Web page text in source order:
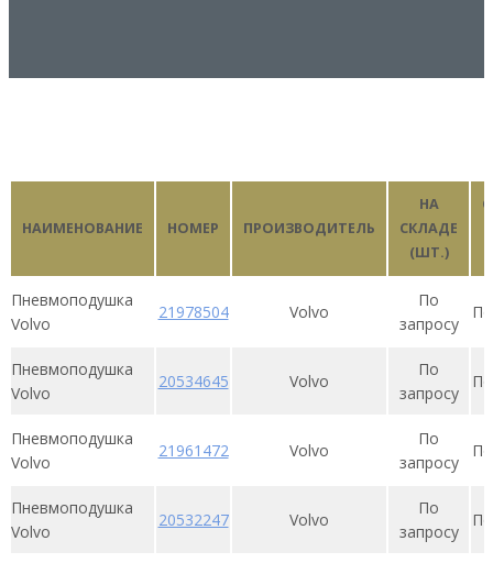
НАИМЕНОВАНИЕ НОМЕР ПРОИЗВОДИТЕЛЬ
НА
СКЛАДЕ
(ШТ.)
Пневмоподушка
Volvo
21978504 Volvo
По
запросу
Пневмоподушка
Volvo
20534645 Volvo
По
запросу
Пневмоподушка
Volvo
21961472 Volvo
По
запросу
Пневмоподушка
Volvo
20532247 Volvo
По
запросу